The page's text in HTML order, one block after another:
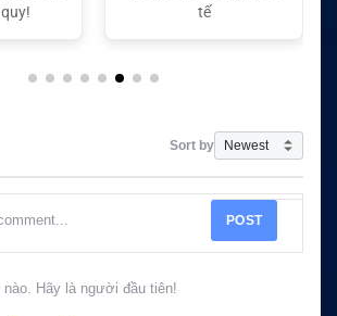
tế
Sort by
POST
Hãy là người đầu tiên!